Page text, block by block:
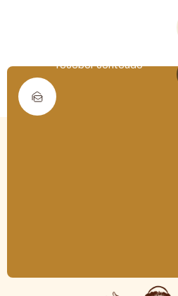
receber conteúdo